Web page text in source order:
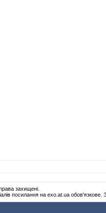
захищені.
посилання на exo.at.ua